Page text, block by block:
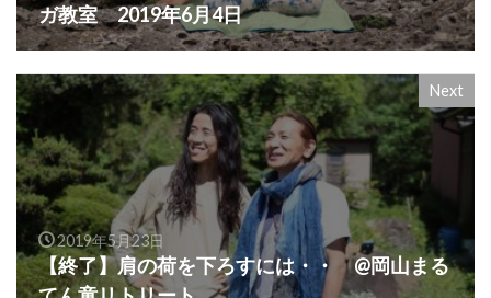
ガ教室 2019年6月4日
Next
2019年5月23日
【終了】肩の荷を下ろすには・・ @岡山まる